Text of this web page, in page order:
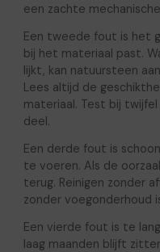
een zachte
Een tweede fout is het
bij het materiaal past.
lijkt, kan natuursteen
Lees altijd de
materiaal. Test bij
deel.
Een derde fout is
te voeren. Als de
terug. Reinigen zonder
zonder voegonderhoud
Een vierde fout is te
laag maanden blijft